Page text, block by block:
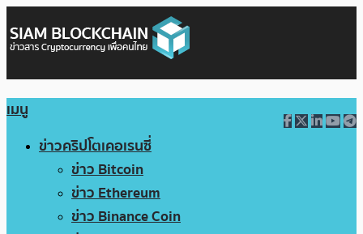
เมนู
ข่าวคริปโตเคอเรนซี่
ข่าว Bitcoin
ข่าว Ethereum
ข่าว Binance Coin